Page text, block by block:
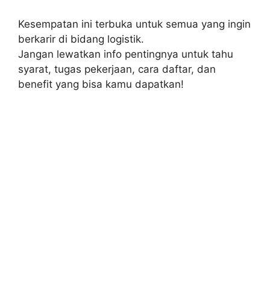
Kesempatan ini terbuka untuk semua yang ingin
berkarir di bidang logistik.
Jangan lewatkan info pentingnya untuk tahu
syarat, tugas pekerjaan, cara daftar, dan
benefit yang bisa kamu dapatkan!